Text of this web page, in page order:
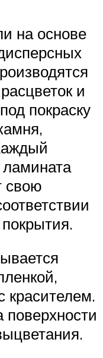
на основе
и
покраску
ламината
свою
красителем.